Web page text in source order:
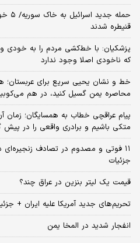
قنیطره شدند
پزشکیان: با خط‌کشی مردم را به خودی
که ناخودی اصلا وجود ندارد
خط و نشان یحیی سریع برای عربستان؛
محاصره یمن گسیل کنید، در هم
پیام عراقچی خطاب به همسایگان؛
متکی باشیم و برادری واقعی را در پیش
۱۱ فوتی و مصدوم در تصادف
جزئیات
قیمت یک لیتر بنزین در عراق چند؟
تحریم‌های جدید آمریکا علیه ایران +
انفجار شدید در المخا یمن